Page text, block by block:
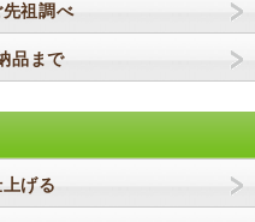
祖調べ
品まで
げる